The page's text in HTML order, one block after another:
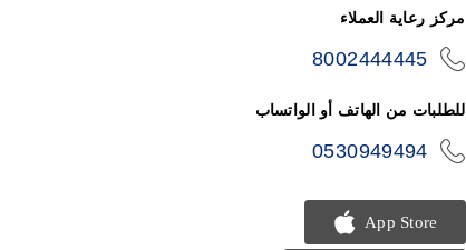
مركز رعاية العملاء
8002444445
للطلبات من الهاتف أو الواتساب
0530949494